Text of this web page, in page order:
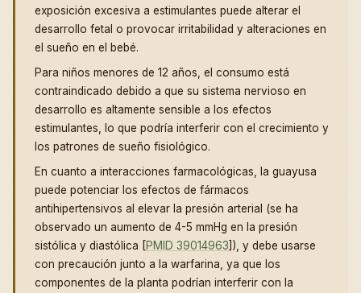
exposición excesiva a estimulantes puede alterar el
desarrollo fetal o provocar irritabilidad y alteraciones en
el sueño en el bebé.
Para niños menores de 12 años, el consumo está
contraindicado debido a que su sistema nervioso en
desarrollo es altamente sensible a los efectos
estimulantes, lo que podría interferir con el crecimiento y
los patrones de sueño fisiológico.
En cuanto a interacciones farmacológicas, la guayusa
puede potenciar los efectos de fármacos
antihipertensivos al elevar la presión arterial (se ha
observado un aumento de 4-5 mmHg en la presión
sistólica y diastólica [PMID 39014963]), y debe usarse
con precaución junto a la warfarina, ya que los
componentes de la planta podrían interferir con la